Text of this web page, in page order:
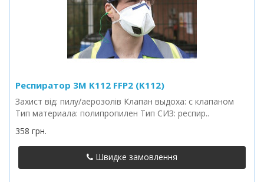
Респиратор 3M K112 FFP2 (K112)
Захист від: пилу/аерозолів Клапан выдоха: с клапаном
Тип материала: полипропилен Тип СИЗ: респир..
358 грн.
Швидке замовлення